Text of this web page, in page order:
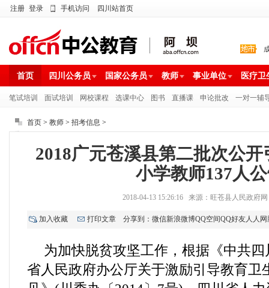
注册 登录 手机访问 四川站首页
首页 四川公务员 国家公务员 教师 事业单位 医疗卫
笔试培训 面试培训 网校课程 选课中心 图书 直播课 申论批改 一对一辅
首页 > 教师 > 招考信息 >
2018广元苍溪县第二批次公
小学教师137人
2018-04-13 15:26:16 来源：旺苍县人民政府
加入收藏 打印文章 分享到： 微信新浪微博QQ空间QQ好友人人网
为加快脱贫攻坚工作，根据《中共
省人民政府办公厅关于激励引导教育卫